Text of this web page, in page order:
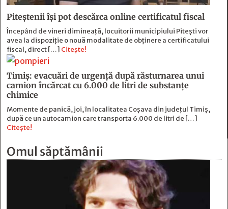
Piteștenii își pot descărca online certificatul fiscal
Începând de vineri dimineață, locuitorii municipiului Pitești vor
avea la dispoziție o nouă modalitate de obținere a certificatului
fiscal, direct […] Citește!
Timiș: evacuări de urgență după răsturnarea unui
camion încărcat cu 6.000 de litri de substanțe
chimice
Momente de panică, joi, în localitatea Coșava din județul Timiș,
după ce un autocamion care transporta 6.000 de litri de […]
Citește!
Omul săptămânii